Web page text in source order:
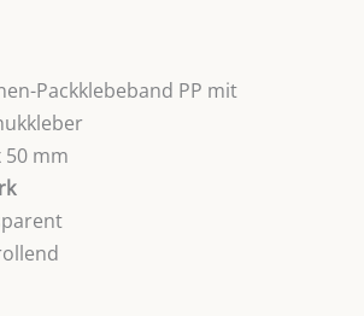
Packklebeband PP mit
50 mm